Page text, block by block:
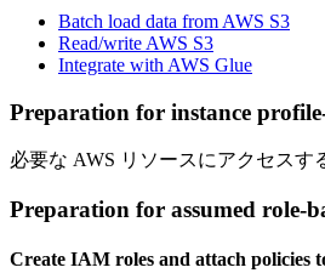
Batch load data from AWS S3
Read/write AWS S3
Integrate with AWS Glue
Preparation for instance
必要な AWS リソースにアクセスす
Preparation for assumed role-
Create IAM roles and attach policies